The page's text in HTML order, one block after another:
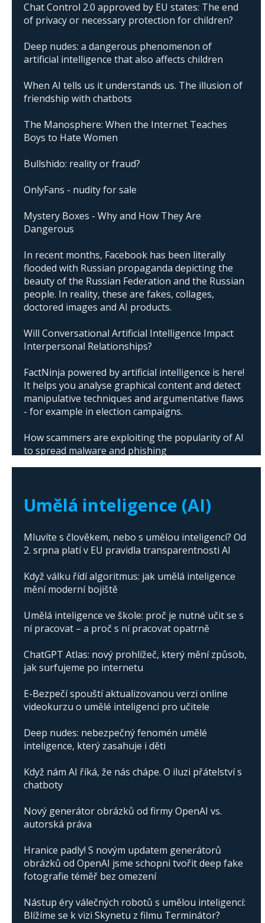
Chat Control 2.0 approved by EU states: The end
of privacy or necessary protection for children?
Deep nudes: a dangerous phenomenon of
artificial intelligence that also affects children
When AI tells us it understands us. The illusion of
friendship with chatbots
The Manosphere: When the Internet Teaches
Boys to Hate Women
Bullshido: reality or fraud?
OnlyFans - nudity for sale
Mystery Boxes - Why and How They Are
Dangerous
In recent months, Facebook has been literally
flooded with Russian propaganda depicting the
beauty of the Russian Federation and the Russian
people. In reality, these are fakes, collages,
doctored images and AI products.
Will Conversational Artificial Intelligence Impact
Interpersonal Relationships?
FactNinja powered by artificial intelligence is here!
It helps you analyse graphical content and detect
manipulative techniques and argumentative flaws
- for example in election campaigns.
How scammers are exploiting the popularity of AI
to spread malware and phishing
Umělá inteligence (AI)
Mluvíte s člověkem, nebo s umělou inteligencí? Od
2. srpna platí v EU pravidla transparentnosti AI
Když válku řídí algoritmus: jak umělá inteligence
mění moderní bojiště
Umělá inteligence ve škole: proč je nutné učit se s
ní pracovat – a proč s ní pracovat opatrně
ChatGPT Atlas: nový prohlížeč, který mění způsob,
jak surfujeme po internetu
E-Bezpečí spouští aktualizovanou verzi online
videokurzu o umělé inteligenci pro učitele
Deep nudes: nebezpečný fenomén umělé
inteligence, který zasahuje i děti
Když nám AI říká, že nás chápe. O iluzi přátelství s
chatboty
Nový generátor obrázků od firmy OpenAI vs.
autorská práva
Hranice padly! S novým updatem generátorů
obrázků od OpenAI jsme schopni tvořit deep fake
fotografie téměř bez omezení
Nástup éry válečných robotů s umělou inteligencí:
Blížíme se k vizi Skynetu z filmu Terminátor?